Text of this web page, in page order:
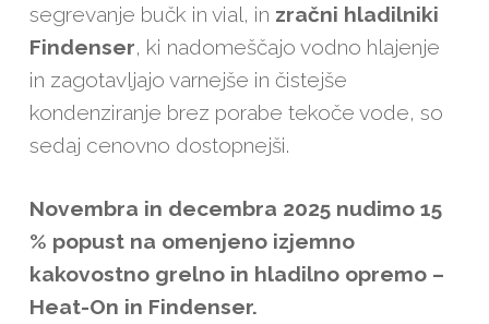
segrevanje bučk in vial, in zračni hladilniki
Findenser, ki nadomeščajo vodno hlajenje
in zagotavljajo varnejše in čistejše
kondenziranje brez porabe tekoče vode, so
sedaj cenovno dostopnejši.
Novembra in decembra 2025 nudimo 15
% popust na omenjeno izjemno
kakovostno grelno in hladilno opremo –
Heat-On in Findenser.